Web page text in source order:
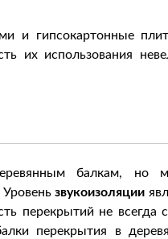
и гипсокартонные
их использования
балкам, но
Уровеньзвукоизоляции
перекрытий не всегда
перекрытия в